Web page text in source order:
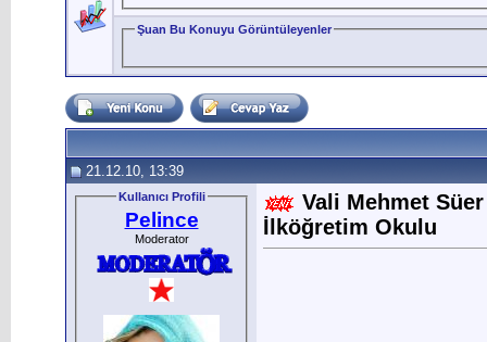
Şuan Bu Konuyu Görüntüleyenler
21.12.10, 13:39
Kullanıcı Profili
Pelince
Moderator
Vali Mehmet
İlköğretim Okulu